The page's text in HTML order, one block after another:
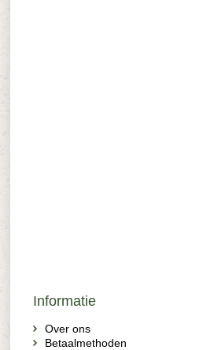
Informatie
Over ons
Betaalmethoden